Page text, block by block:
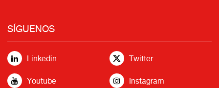
SÍGUENOS
Linkedin Twitter
Youtube Instagram